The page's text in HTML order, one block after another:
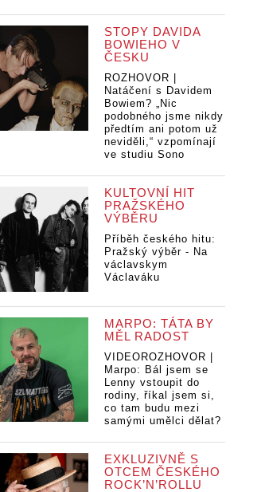
STOPY DAVIDA
BOWIEHO V
ČESKU
ROZHOVOR |
Natáčení s Davidem
Bowiem? „Nic
podobného jsme nikdy
předtím ani potom už
neviděli,“ vzpomínají
ve studiu Sono
KULTOVNÍ HIT
PRAŽSKÉHO
VÝBĚRU
Příběh českého hitu:
Pražský výběr - Na
václavskym
Václaváku
MARPO: TÁTA BY
MĚL RADOST
VIDEOROZHOVOR |
Marpo: Bál jsem se
Lenny vstoupit do
rodiny, říkal jsem si,
co tam budu mezi
samými umělci dělat?
EXKLUZIVNĚ S
OTCEM ČESKÉHO
ROCK’N’ROLLU